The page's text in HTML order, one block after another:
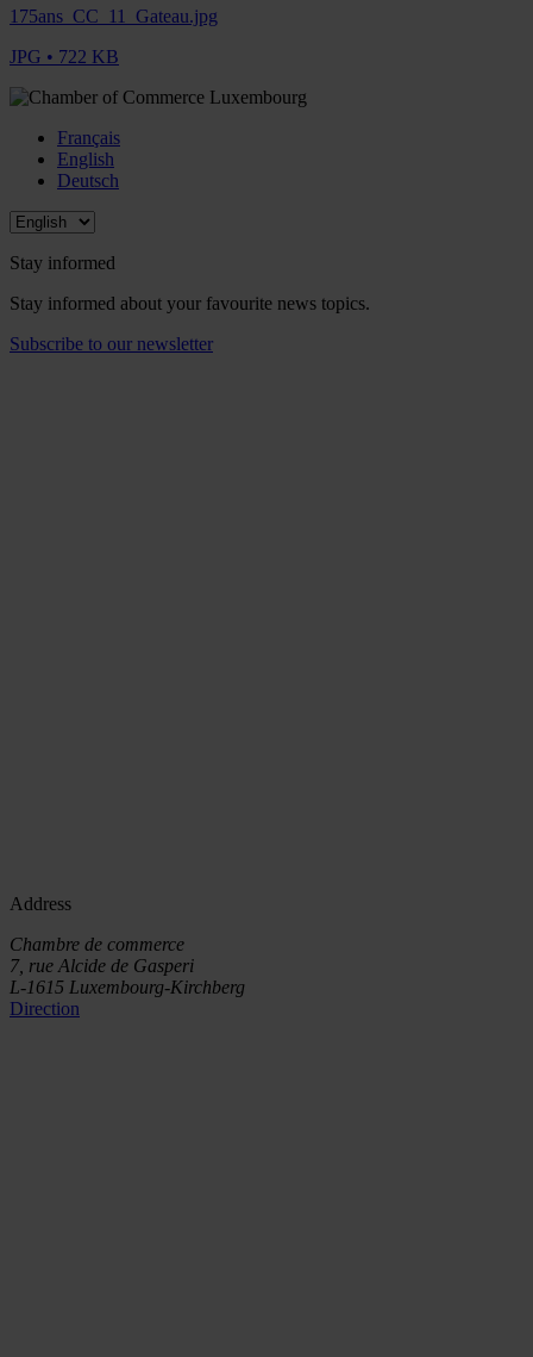
175ans_CC_11_Gateau.jpg
JPG • 722 KB
Français
English
Deutsch
Stay informed
Stay informed about your favourite news topics.
Subscribe to our newsletter
Address
Chambre de commerce
7, rue Alcide de Gasperi
L-1615 Luxembourg-Kirchberg
Direction